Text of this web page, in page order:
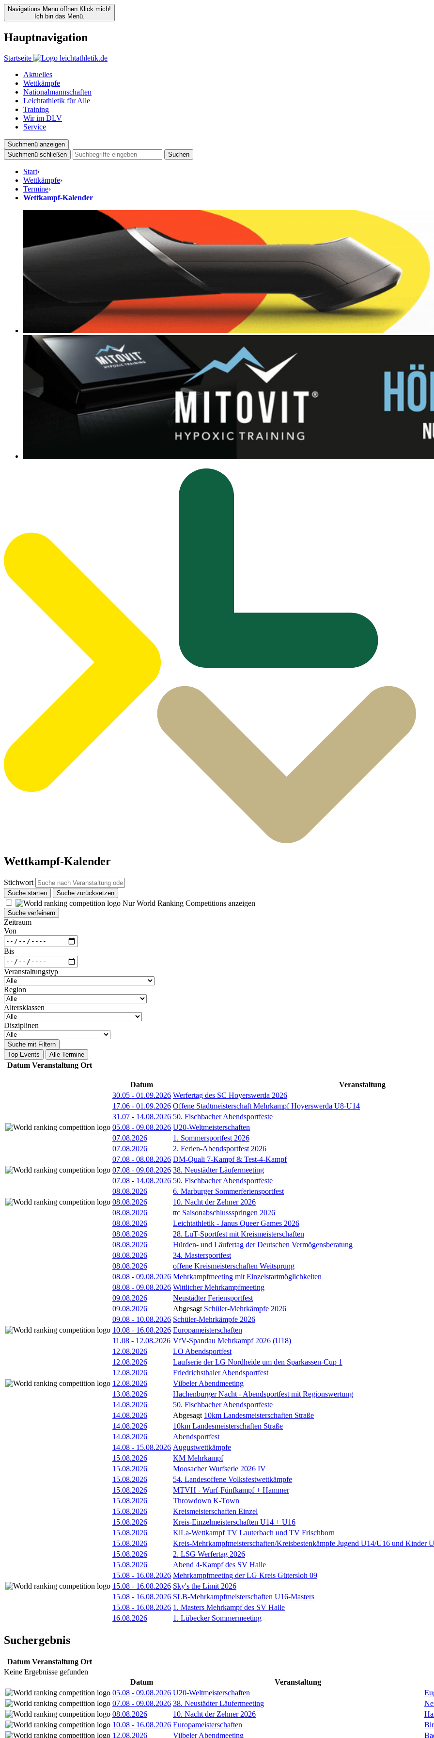
Navigations Menu öffnen Klick mich!
Ich bin das Menü.
Hauptnavigation
Startseite
Aktuelles
Wettkämpfe
Nationalmannschaften
Leichtathletik für Alle
Training
Wir im DLV
Service
Suchmenü anzeigen
Suchmenü schließen
Suchen
Start›
Wettkämpfe›
Termine›
Wettkampf-Kalender
Wettkampf-Kalender
Stichwort
Suche starten Suche zurücksetzen
Nur World Ranking Competitions anzeigen
Suche verfeinern
Zeitraum
Von
Bis
Veranstaltungstyp
Region
Altersklassen
Disziplinen
Suche mit Filtern
Top-Events
Alle Termine
Datum Veranstaltung Ort
Datum
Veranstaltung
30.05 - 01.09.2026 Werfertag des SC Hoyerswerda 2026
17.06 - 01.09.2026 Offene Stadtmeisterschaft Mehrkampf Hoyerswerda U8-U14
31.07 - 14.08.2026 50. Fischbacher Abendsportfeste
05.08 - 09.08.2026 U20-Weltmeisterschaften
07.08.2026
1. Sommersportfest 2026
07.08.2026
2. Ferien-Abendsportfest 2026
07.08 - 08.08.2026 DM-Quali 7-Kampf & Test-4-Kampf
07.08 - 09.08.2026 38. Neustädter Läufermeeting
07.08 - 14.08.2026 50. Fischbacher Abendsportfeste
08.08.2026
6. Marburger Sommerferiensportfest
08.08.2026
10. Nacht der Zehner 2026
08.08.2026
ttc Saisonabschlussspringen 2026
08.08.2026
Leichtathletik - Janus Queer Games 2026
08.08.2026
28. LuT-Sportfest mit Kreismeisterschaften
08.08.2026
Hürden- und Läufertag der Deutschen Vermögensberatung
08.08.2026
34. Mastersportfest
08.08.2026
offene Kreismeisterschaften Weitsprung
08.08 - 09.08.2026 Mehrkampfmeeting mit Einzelstartmöglichkeiten
08.08 - 09.08.2026 Wittlicher Mehrkampfmeeting
09.08.2026
Neustädter Feriensportfest
09.08.2026
Abgesagt Schüler-Mehrkämpfe 2026
09.08 - 10.08.2026 Schüler-Mehrkämpfe 2026
10.08 - 16.08.2026 Europameisterschaften
11.08 - 12.08.2026 VfV-Spandau Mehrkampf 2026 (U18)
12.08.2026
LO Abendsportfest
12.08.2026
Laufserie der LG Nordheide um den Sparkassen-Cup 1
12.08.2026
Friedrichsthaler Abendsportfest
12.08.2026
Vilbeler Abendmeeting
13.08.2026
Hachenburger Nacht - Abendsportfest mit Regionswertung
14.08.2026
50. Fischbacher Abendsportfeste
14.08.2026
Abgesagt 10km Landesmeisterschaften Straße
14.08.2026
10km Landesmeisterschaften Straße
14.08.2026
Abendsportfest
14.08 - 15.08.2026 Augustwettkämpfe
15.08.2026
KM Mehrkampf
15.08.2026
Moosacher Wurfserie 2026 IV
15.08.2026
54. Landesoffene Volksfestwettkämpfe
15.08.2026
MTVH - Wurf-Fünfkampf + Hammer
15.08.2026
Throwdown K-Town
15.08.2026
Kreismeisterschaften Einzel
15.08.2026
Kreis-Einzelmeisterschaften U14 + U16
15.08.2026
KiLa-Wettkampf TV Lauterbach und TV Frischborn
15.08.2026
Kreis-Mehrkampfmeisterschaften/Kreisbestenkämpfe Jugend U14/U16 und Kinder
15.08.2026
2. LSG Werfertag 2026
15.08.2026
Abend 4-Kampf des SV Halle
15.08 - 16.08.2026 Mehrkampfmeeting der LG Kreis Gütersloh 09
15.08 - 16.08.2026 Sky's the Limit 2026
15.08 - 16.08.2026 SLB-Mehrkampfmeisterschaften U16-Masters
15.08 - 16.08.2026 1. Masters Mehrkampf des SV Halle
16.08.2026
1. Lübecker Sommermeeting
Suchergebnis
Datum Veranstaltung Ort
Keine Ergebnisse gefunden
Datum
Veranstaltung
05.08 - 09.08.2026 U20-Weltmeisterschaften
07.08 - 09.08.2026 38. Neustädter Läufermeeting
08.08.2026
10. Nacht der Zehner 2026
10.08 - 16.08.2026 Europameisterschaften
12.08.2026
Vilbeler Abendmeeting